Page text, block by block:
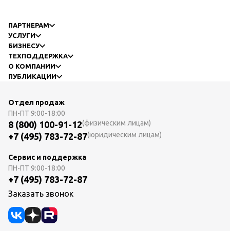
ПАРТНЕРАМ
УСЛУГИ
БИЗНЕСУ
ТЕХПОДДЕРЖКА
О КОМПАНИИ
ПУБЛИКАЦИИ
Отдел продаж
ПН-ПТ 9:00-18:00
8 (800) 100-91-12(физическим лицам)
+7 (495) 783-72-87(юридическим лицам)
Сервис и поддержка
ПН-ПТ 9:00-18:00
+7 (495) 783-72-87
Заказать звонок